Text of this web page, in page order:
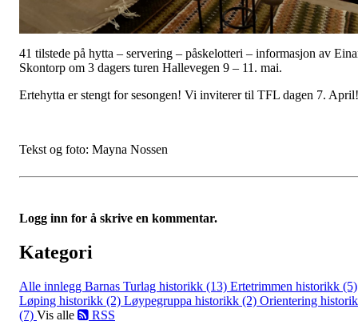
41 tilstede på hytta – servering – påskelotteri – informasjon av
Skontorp om 3 dagers turen Hallevegen 9 – 11. mai.
Ertehytta er stengt for sesongen! Vi inviterer til TFL dagen 7. April!
Tekst og foto: Mayna Nossen
Logg inn for å skrive en kommentar.
Kategori
Alle innlegg Barnas Turlag historikk (13) Ertetrimmen historikk (5)
Løping historikk (2) Løypegruppa historikk (2) Orientering
(7) Vis alle RSS